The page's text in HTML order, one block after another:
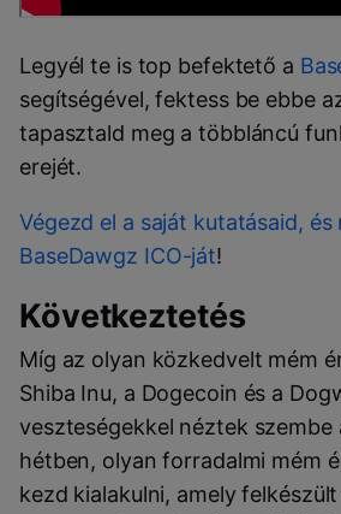
Legyél te is top befektető a
segítségével, fektess be ebbe
tapasztald meg a többláncú
erejét.
Végezd el a saját kutatásaid, és
BaseDawgz ICO-ját!
Következtetés
Míg az olyan közkedvelt mém
Shiba Inu, a Dogecoin és a
veszteségekkel néztek szembe
hétben, olyan forradalmi mém
kezd kialakulni, amely